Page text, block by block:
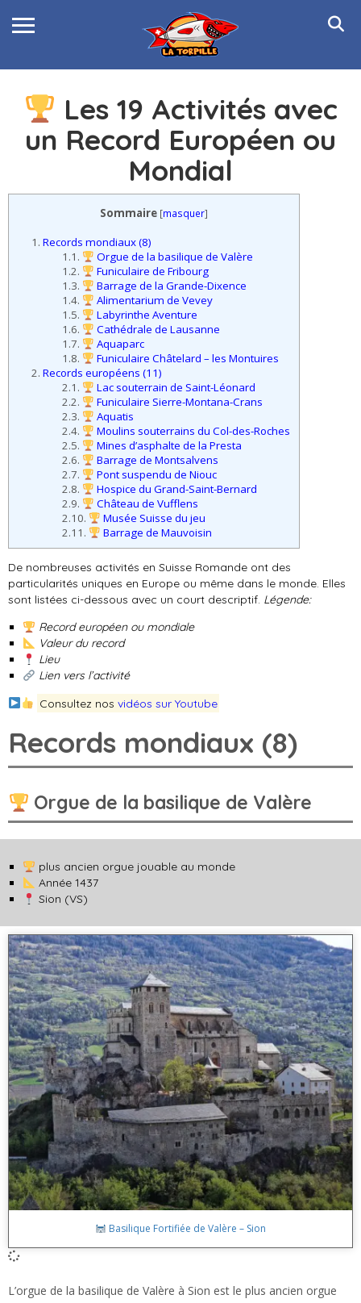
Les 19 Activités avec
un Record Européen ou
Mondial
Sommaire [masquer]
1. Records mondiaux (8)
1.1.
Orgue de la basilique de Valère
1.2.
Funiculaire de Fribourg
1.3.
Barrage de la Grande-Dixence
1.4.
Alimentarium de Vevey
1.5.
Labyrinthe Aventure
1.6.
Cathédrale de Lausanne
1.7.
Aquaparc
1.8.
Funiculaire Châtelard – les Montuires
2. Records européens (11)
2.1.
Lac souterrain de Saint-Léonard
2.2.
Funiculaire Sierre-Montana-Crans
2.3.
Aquatis
2.4.
Moulins souterrains du Col-des-Roches
2.5.
Mines d’asphalte de la Presta
2.6.
Barrage de Montsalvens
2.7.
Pont suspendu de Niouc
2.8.
Hospice du Grand-Saint-Bernard
2.9.
Château de Vufflens
2.10.
Musée Suisse du jeu
2.11.
Barrage de Mauvoisin
De nombreuses activités en Suisse Romande ont des
particularités uniques en Europe ou même dans le monde. Elles
sont listées ci-dessous avec un court descriptif. Légende:
Record européen ou mondiale
Valeur du record
Lieu
Lien vers l’activité
Consultez nos vidéos sur Youtube
Records mondiaux (8)
Orgue de la basilique de Valère
plus ancien orgue jouable au monde
Année 1437
Sion (VS)
Basilique Fortifiée de Valère – Sion
L’orgue de la basilique de Valère à Sion est le plus ancien orgue